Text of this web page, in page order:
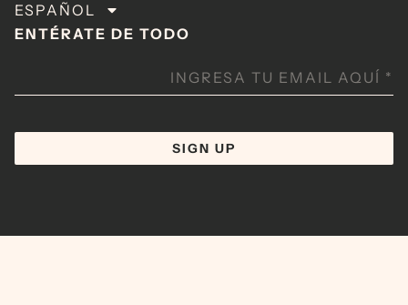
ESPAÑOL
ENTÉRATE DE TODO
INGRESA TU EMAIL AQUÍ *
SIGN UP